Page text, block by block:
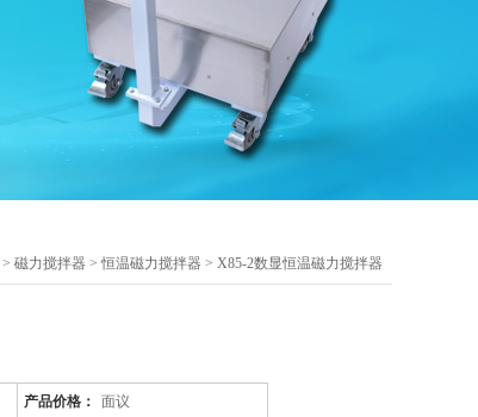
> 磁力搅拌器 >恒温磁力搅拌器 > X85-2数显恒温磁力搅拌器
产品价格： 面议